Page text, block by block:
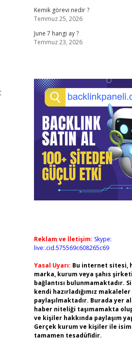
Kemik görevi nedir ?
Temmuz 25, 2026
June 7 hangi ay ?
Temmuz 23, 2026
Reklam ve İletişim: Skype:
live:.cid.575569c608265c69
Yasal Uyarı: Bu internet sitesi,
marka, kurum veya şahıs
bağlantısı bulunmamaktadır.
kendi hazırladığımız makaleler
paylaşılmaktadır. Burada yer
haber niteliği taşımamakta
ve kişiler hakkında paylaşım
Gerçek kurum ve kişiler ile
tamamen tesadüfidir.